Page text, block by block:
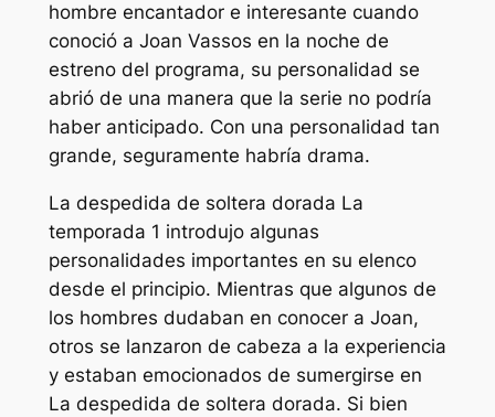
hombre encantador e interesante cuando
conoció a Joan Vassos en la noche de
estreno del programa, su personalidad se
abrió de una manera que la serie no podría
haber anticipado. Con una personalidad tan
grande, seguramente habría drama.
La despedida de soltera dorada La
temporada 1 introdujo algunas
personalidades importantes en su elenco
desde el principio. Mientras que algunos de
los hombres dudaban en conocer a Joan,
otros se lanzaron de cabeza a la experiencia
y estaban emocionados de sumergirse en
La despedida de soltera dorada. Si bien